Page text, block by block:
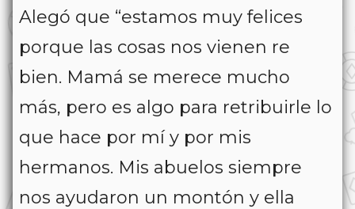
Alegó que “estamos muy felices
porque las cosas nos vienen re
bien. Mamá se merece mucho
más, pero es algo para retribuirle lo
que hace por mí y por mis
hermanos. Mis abuelos siempre
nos ayudaron un montón y ella